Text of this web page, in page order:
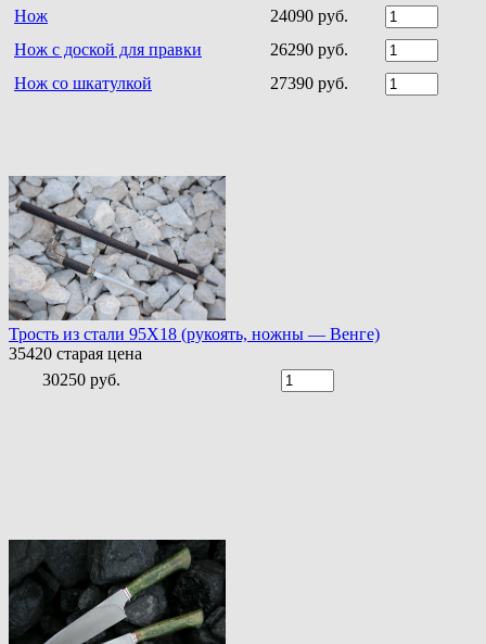
Нож
24090 руб.
Нож с доской для правки
26290 руб.
Нож со шкатулкой
27390 руб.
Трость из стали 95Х18 (рукоять, ножны — Венге)
35420 старая цена
30250 руб.